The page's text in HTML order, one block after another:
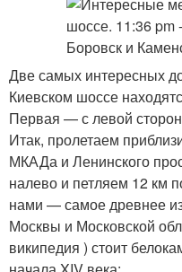
Две самых интересных
Киевском шоссе
Первая — с левой
Итак, пролетаем
МКАДа и Ленинского
налево и петляем 12 км
нами — самое древнее
Москвы и Московской
википедия ) стоит